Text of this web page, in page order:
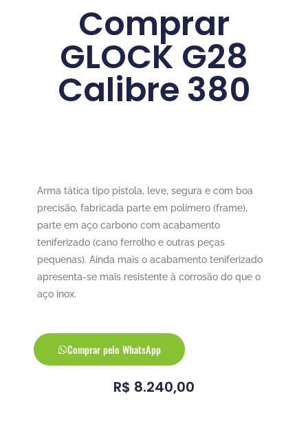
Comprar
GLOCK G28
Calibre 380
Arma tática tipo pistola, leve, segura e com boa
precisão, fabricada parte em polímero (frame),
parte em aço carbono com acabamento
teniferizado (cano ferrolho e outras peças
pequenas). Ainda mais o acabamento teniferizado
apresenta-se mais resistente à corrosão do que o
aço inox.
Comprar pelo WhatsApp
R$ 8.240,00